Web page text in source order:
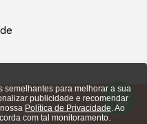
reservados 2025. CNPJ:
semelhantes para melhorar a sua
publicidade e recomendar
Política de Privacidade. Ao
com tal monitoramento.